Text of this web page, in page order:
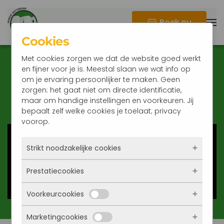
Boek nu
Rondje Rotterdam
Joris Lutz te voet
Cookies
Met cookies zorgen we dat de website goed werkt
en fijner voor je is. Meestal slaan we wat info op
om je ervaring persoonlijker te maken. Geen
zorgen: het gaat niet om directe identificatie,
maar om handige instellingen en voorkeuren. Jij
bepaalt zelf welke cookies je toelaat; privacy
voorop.
Strikt noodzakelijke cookies
Deze cookies zorgen ervoor dat de website
überhaupt werkt. Ze zijn dus altijd actief en
kunnen niet worden uitgezet. Meestal worden
ze alleen geplaatst als jij iets doet, zoals
inloggen, een formulier invullen of je
Prestatiecookies
Met deze cookies zien we hoe vaak onze site
bezocht wordt, waar bezoekers vandaan
komen en welke pagina’s populair zijn. Zo
Voorkeurcookies
Deze cookies onthouden jouw voorkeuren.
Marketingcookies